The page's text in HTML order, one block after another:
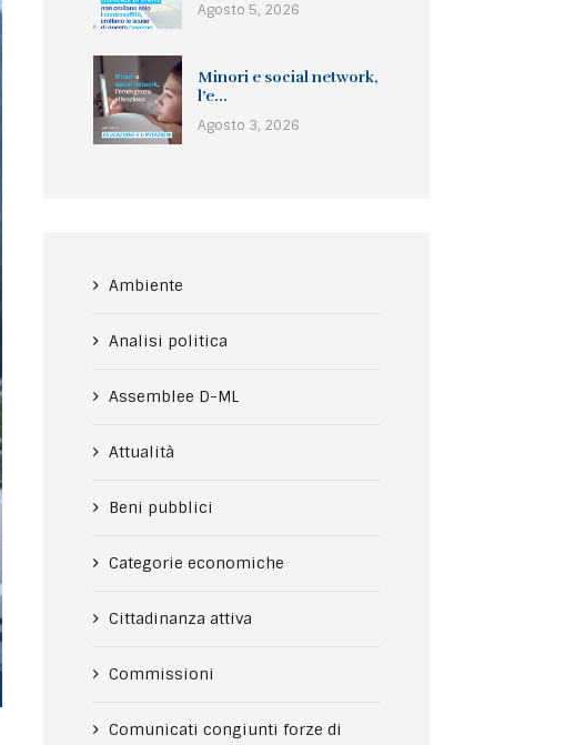
Agosto 5, 2026
Minori e social network,
l’e...
Agosto 3, 2026
Ambiente
Analisi politica
Assemblee D-ML
Attualità
Beni pubblici
Categorie economiche
Cittadinanza attiva
Commissioni
Comunicati congiunti forze di